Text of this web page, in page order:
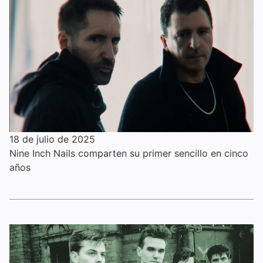
18 de julio de 2025
Nine Inch Nails comparten su primer sencillo en cinco
años